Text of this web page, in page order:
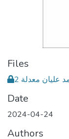
Files
Date
2024-04-24
Authors